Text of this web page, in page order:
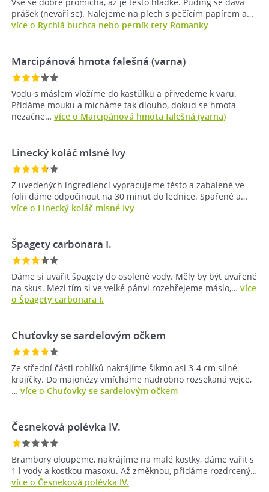
prášek (nevaří se). Nalejeme na plech s pečícím papírem a…
více o Rychlá buchta nebo perník tety Romanky
Marcipánová hmota falešná (varna)
Vodu s máslem vložíme do kastůlku a přivedeme k varu.
Přidáme mouku a mícháme tak dlouho, dokud se hmota
nezačne… více o Marcipánová hmota falešná (varna)
Linecký koláč mlsné Ivy
Z uvedených ingrediencí vypracujeme těsto a zabalené ve
folii dáme odpočinout na 30 minut do lednice. Spařené a…
více o Linecký koláč mlsné Ivy
Špagety carbonara I.
Dáme si uvařit špagety do osolené vody. Měly by být uvařené
na skus. Mezi tím si ve velké pánvi rozehřejeme máslo,… více
o Špagety carbonara I.
Chuťovky se sardelovým očkem
Ze střední části rohlíků nakrájíme šikmo asi 3-4 cm silné
krajíčky. Do majonézy vmícháme nadrobno rozsekaná vejce,
… více o Chuťovky se sardelovým očkem
Česneková polévka IV.
Brambory oloupeme, nakrájíme na malé kostky, dáme vařit s
1 l vody a kostkou masoxu. Až změknou, přidáme rozdrcený…
více o Česneková polévka IV.